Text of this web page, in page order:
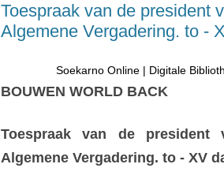
Toespraak van de president
Algemene Vergadering. to -
Soekarno Online | Digitale
BOUWEN WORLD BACK
Toespraak van de president
Algemene Vergadering. to - XV